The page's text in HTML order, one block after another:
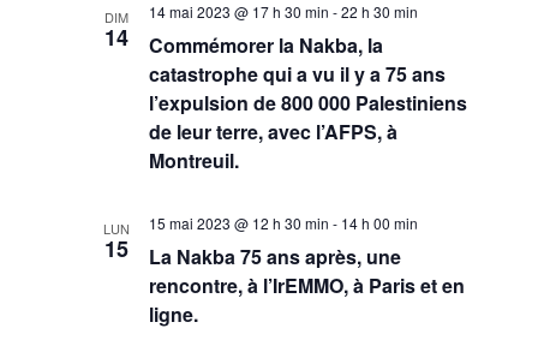
DIM
14
Commémorer la Nakba, la
catastrophe qui a vu il y a 75 ans
l’expulsion de 800 000 Palestiniens
de leur terre, avec l’AFPS, à
Montreuil.
14 mai 2023 @ 17 h 30 min -22 h 30 min
LUN
15
La Nakba 75 ans après, une
rencontre, à l’IrEMMO, à Paris et en
ligne.
15 mai 2023 @ 12 h 30 min - 14 h 00 min